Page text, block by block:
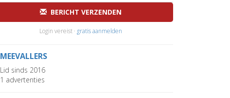
BERICHT VERZENDEN
Login vereist · gratis aanmelden
MEEVALLERS
Lid sinds 2016
1 advertenties